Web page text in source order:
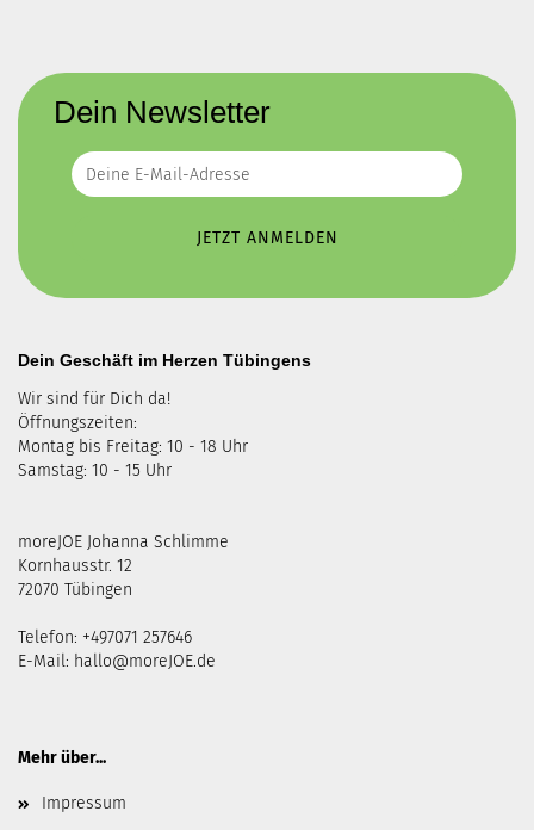
Dein Newsletter
Dein Geschäft im Herzen Tübingens
Wir sind für Dich da!
Öffnungszeiten:
Montag bis Freitag: 10 - 18 Uhr
Samstag: 10 - 15 Uhr
moreJOE Johanna Schlimme
Kornhausstr. 12
72070 Tübingen
Telefon: +497071 257646
E-Mail: hallo@moreJOE.de
Mehr über...
Impressum